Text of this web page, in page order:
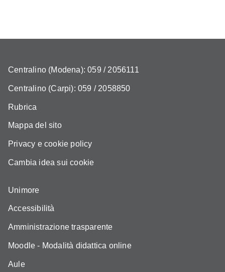
Centralino (Modena): 059 / 2056111
Centralino (Carpi): 059 / 2058850
Rubrica
Mappa del sito
Privacy e cookie policy
Cambia idea sui cookie
Unimore
Accessibilità
Amministrazione trasparente
Moodle - Modalità didattica online
Aule